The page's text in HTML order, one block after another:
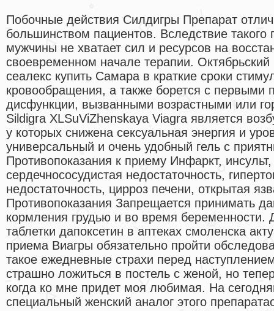
Побочные действия Силдигры Препарат
большинством пациентов. Вследствие такого
мужчины не хватает сил и ресурсов на
своевременном начале терапии.
сеалекс купить Самара в краткие сроки
кровообращения, а также борется с первыми
дисфункции, вызванными возрастными или
Sildigra XLSuViZhenskaya Viagra является
у которых снижена сексуальная энергия и
универсальный и очень удобный гель с
Противопоказания к приему Инфаркт,
сердечнососудистая недостаточность,
недостаточность, цирроз печени, открытая
Противопоказания Запрещается принимать
кормления грудью и во время
таблетки дапоксетин в аптеках смоленска
приема Виагры обязательно пройти
такое ежедневные страхи перед
страшно ложиться в постель с женой, но
когда ко мне придет моя любимая. На
специальный женский аналог этого